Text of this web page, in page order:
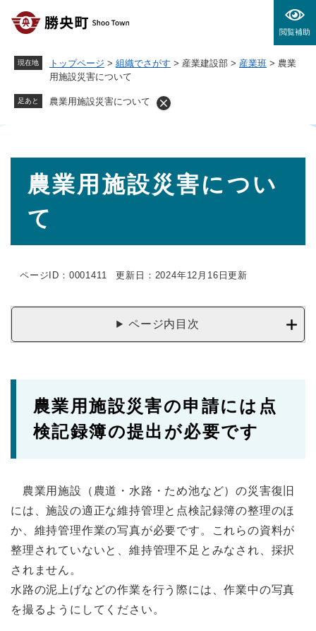
閲覧補助
現在地 トップページ > 組織でさがす > 産業建設部 > 産業班 > 農業
用施設災害について
足あと 農業用施設災害について
農業用施設災害につい
て
ページID：0001411 更新日：2024年12月16日更新
ページ内目次
農業用施設災害の申請には点
検記録簿の提出が必要です
農業用施設（農道・水路・ため池など）の災害復旧
には、施設の適正な維持管理と点検記録簿の整理のほ
か、維持管理作業の写真が必要です。これらの資料が
整理されていないと、維持管理不足とみなされ、採択
されません。
水路の泥上げなどの作業を行う際には、作業中の写真
を撮るようにしてください。